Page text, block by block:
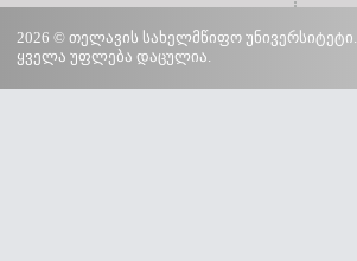
2026 © თელავის სახელმწიფო უნივერსიტეტი.
ყველა უფლება დაცულია.